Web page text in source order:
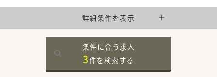
詳細条件を表示
条件に合う求人
3件を検索する